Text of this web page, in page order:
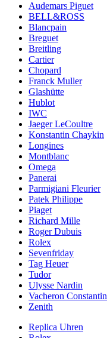
Audemars Piguet
BELL&ROSS
Blancpain
Breguet
Breitling
Cartier
Chopard
Franck Muller
Glashütte
Hublot
IWC
Jaeger LeCoultre
Konstantin Chaykin
Longines
Montblanc
Omega
Panerai
Parmigiani Fleurier
Patek Philippe
Piaget
Richard Mille
Roger Dubuis
Rolex
Sevenfriday
Tag Heuer
Tudor
Ulysse Nardin
Vacheron Constantin
Zenith
Replica Uhren